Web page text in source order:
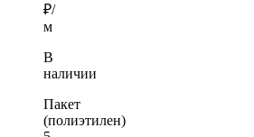
₽/
м
В
наличии
Пакет
(полиэтилен)